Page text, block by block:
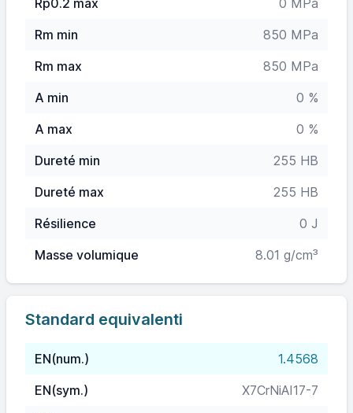
Rp0.2 max
0 MPa
Rm min
850 MPa
Rm max
850 MPa
A min
0 %
A max
0 %
Dureté min
255 HB
Dureté max
255 HB
Résilience
0 J
Masse volumique
8.01 g/cm³
Standard equivalenti
EN(num.)
1.4568
EN(sym.)
X7CrNiAI17-7